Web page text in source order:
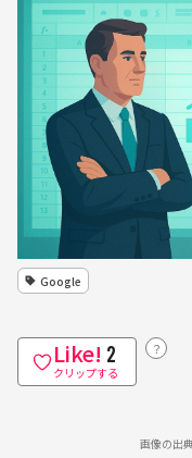
Google
Like! 2
クリップする
？
画像の出